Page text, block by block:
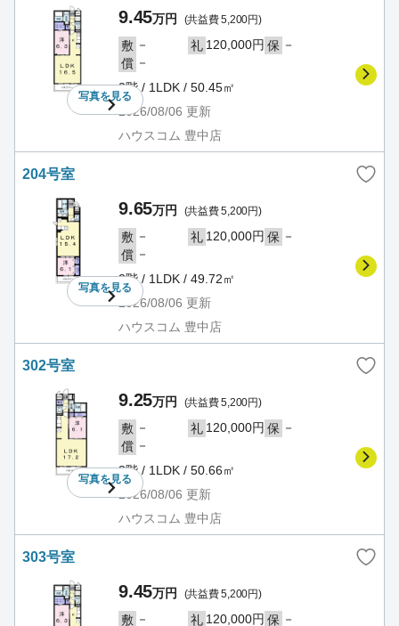
写真を見る
9.45万円 (共益費 5,200円)
敷 － 礼 120,000円 保 －
償 －
2階 / 1LDK / 50.45㎡
2026/08/06 更新
ハウスコム 豊中店
204号室
写真を見る
9.65万円 (共益費 5,200円)
敷 － 礼 120,000円 保 －
償 －
2階 / 1LDK / 49.72㎡
2026/08/06 更新
ハウスコム 豊中店
302号室
写真を見る
9.25万円 (共益費 5,200円)
敷 － 礼 120,000円 保 －
償 －
3階 / 1LDK / 50.66㎡
2026/08/06 更新
ハウスコム 豊中店
303号室
9.45万円 (共益費 5,200円)
敷 － 礼 120,000円 保 －